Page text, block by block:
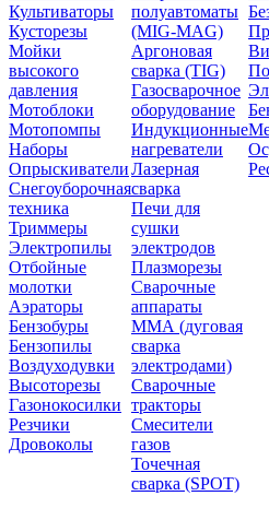
Культиваторы
Кусторезы
Мойки
высокого
давления
Мотоблоки
Мотопомпы
Наборы
Опрыскиватели
Снегоуборочная
техника
Триммеры
Электропилы
Отбойные
молотки
Аэраторы
Бензобуры
Бензопилы
Воздуходувки
Высоторезы
Газонокосилки
Резчики
Дровоколы
полуавтоматы
(MIG-MAG)
Аргоновая
сварка (TIG)
Газосварочное
оборудование
Индукционные
нагреватели
Лазерная
сварка
Печи для
сушки
электродов
Плазморезы
Сварочные
аппараты
ММА (дуговая
сварка
электродами)
Сварочные
тракторы
Смесители
газов
Точечная
сварка (SPOT)